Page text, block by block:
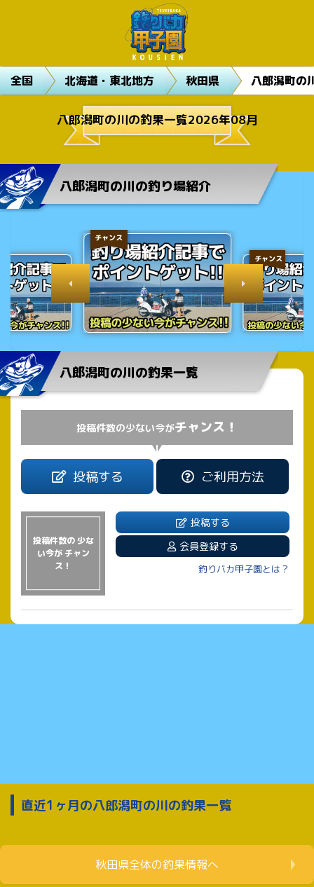
全国 北海道・東北地方 秋田県 八郎潟町の
八郎潟町の川の釣果一覧2026年08月
八郎潟町の川の釣り場紹介
チャンス
チャンス
八郎潟町の川の釣果一覧
投稿件数の少ない今がチャンス！
投稿する ご利用方法
投稿件数の 少な
い今が チャン
ス！
投稿する
会員登録する
釣りバカ甲子園とは？
直近1ヶ月の八郎潟町の川の釣果一覧
秋田県全体の釣果情報へ